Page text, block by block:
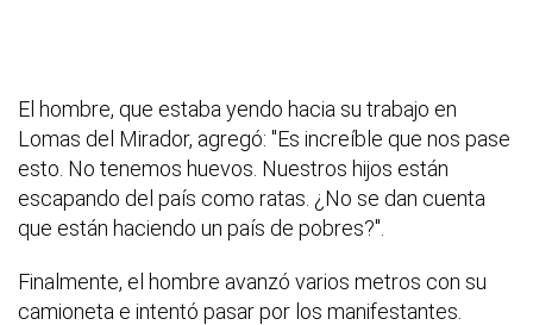
El hombre, que estaba yendo hacia su trabajo en
Lomas del Mirador, agregó: "Es increíble que nos pase
esto. No tenemos huevos. Nuestros hijos están
escapando del país como ratas. ¿No se dan cuenta
que están haciendo un país de pobres?".
Finalmente, el hombre avanzó varios metros con su
camioneta e intentó pasar por los manifestantes.